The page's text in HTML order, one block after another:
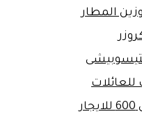
المطار